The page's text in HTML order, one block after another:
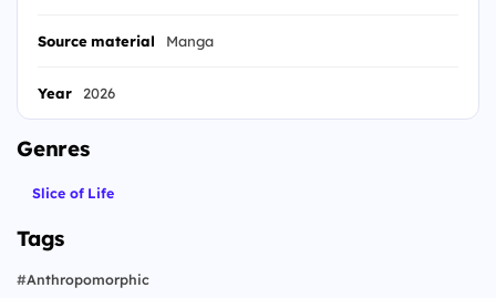
Source material Manga
Year 2026
Genres
Slice of Life
Tags
#Anthropomorphic